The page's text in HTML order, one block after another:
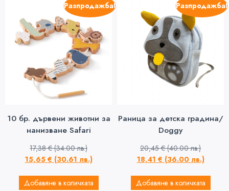
Разпродажба!
10 бр. дървени животни за
нанизване Safari
17,38€ (34.00 лв.)
15,65 € (30.61 лв.)
Добавяне в количката
Разпродажба!
Раница за детска градина/
Doggy
20,45€ (40.00 лв.)
18,41 € (36.00 лв.)
Добавяне в количката